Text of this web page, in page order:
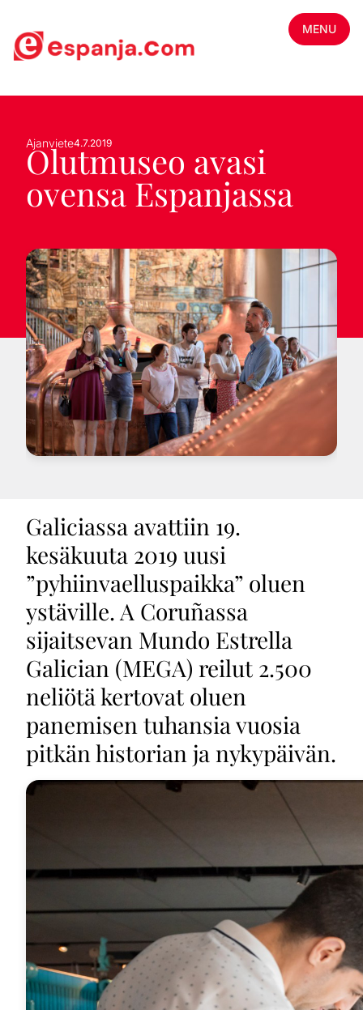
MENU
Ajanviete4.7.2019
Olutmuseo avasi
ovensa Espanjassa
Galiciassa avattiin 19.
kesäkuuta 2019 uusi
”pyhiinvaelluspaikka” oluen
ystäville. A Coruñassa
sijaitsevan Mundo Estrella
Galician (MEGA) reilut 2.500
neliötä kertovat oluen
panemisen tuhansia vuosia
pitkän historian ja nykypäivän.